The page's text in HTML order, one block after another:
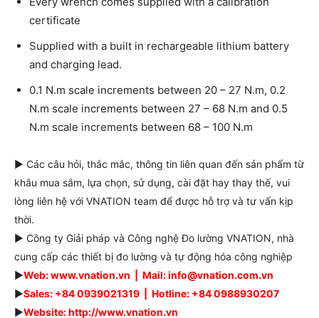
certificate
Supplied with a built in rechargeable lithium battery
and charging lead.
0.1 N.m scale increments between 20 – 27 N.m, 0.2
N.m scale increments between 27 – 68 N.m and 0.5
N.m scale increments between 68 – 100 N.m
► Các câu hỏi, thắc mắc, thông tin liên quan đến sản phẩm từ
khâu mua sắm, lựa chọn, sử dụng, cài đặt hay thay thế, vui
lòng liên hệ với VNATION team để được hỗ trợ và tư vấn kịp
thời.
► Công ty Giải pháp và Công nghệ Đo lường VNATION, nhà
cung cấp các thiết bị đo lường và tự động hóa công nghiệp
►Web: www.vnation.vn | Mail: info@vnation.com.vn
►Sales: +84 0939021319 | Hotline: +84 0988930207
►Website: http://www.vnation.vn